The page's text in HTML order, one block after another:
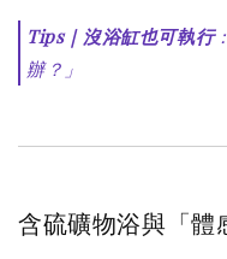
Tips｜沒浴缸也可執行
辦？」
含硫礦物浴與「體